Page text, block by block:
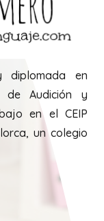
diplomada en
de Audición y
en el CEIP
un colegio